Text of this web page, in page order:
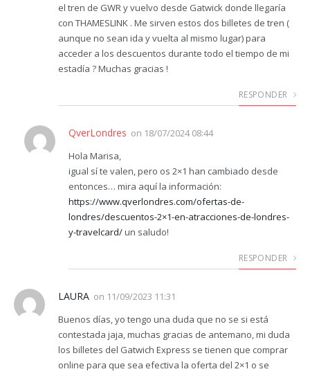
el tren de GWR y vuelvo desde Gatwick donde llegaría
con THAMESLINK . Me sirven estos dos billetes de tren (
aunque no sean ida y vuelta al mismo lugar) para
acceder a los descuentos durante todo el tiempo de mi
estadía ? Muchas gracias !
RESPONDER
QverLondres on 18/07/2024 08:44
Hola Marisa,
igual sí te valen, pero os 2×1 han cambiado desde
entonces… mira aquí la información:
https://www.qverlondres.com/ofertas-de-
londres/descuentos-2×1-en-atracciones-de-londres-
y-travelcard/un saludo!
RESPONDER
LAURA on 11/09/2023 11:31
Buenos días, yo tengo una duda que no se si está
contestada jaja, muchas gracias de antemano, mi duda
los billetes del Gatwich Express se tienen que comprar
online para que sea efectiva la oferta del 2×1 o se